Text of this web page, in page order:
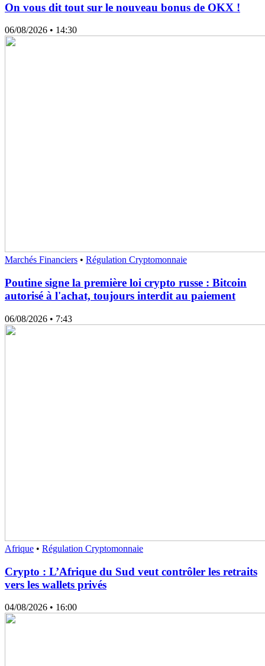
On vous dit tout sur le nouveau bonus de OKX !
06/08/2026 • 14:30
Marchés Financiers • Régulation Cryptomonnaie
Poutine signe la première loi crypto russe : Bitcoin
autorisé à l'achat, toujours interdit au paiement
06/08/2026 • 7:43
Afrique • Régulation Cryptomonnaie
Crypto : L’Afrique du Sud veut contrôler les retraits
vers les wallets privés
04/08/2026 • 16:00